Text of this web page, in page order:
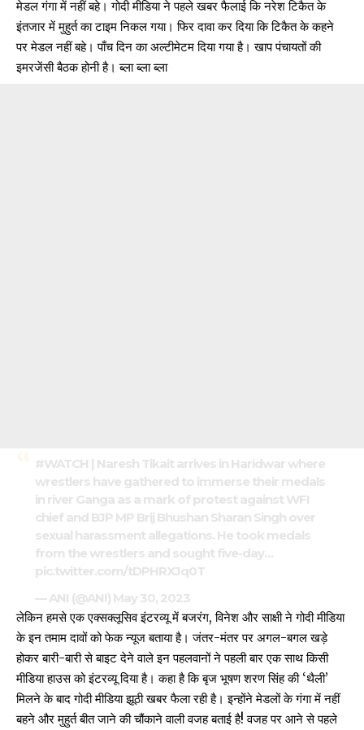
मेडल गंगा में नहीं बहे। गोदी मीडिया ने पहले खबर फैलाई कि नरेश टिकैत के
इंतजार में मुहुर्त का टाइम निकल गया। फिर दावा कर दिया कि टिकैत के कहने
पर मेडल नहीं बहे। पाँच दिन का अल्टीमेटम दिया गया है। खाप पंचायतों की
इमरजेंसी बैठक होनी है। ब्ला ब्ला ब्ला
#WATCH | Naresh Tikait arrives in Haridwar where
wrestlers have gathered to immerse their medals
in river Ganga as a mark of protest against WFI
chief and BJP MP Brij Bhushan Sharan Singh over
sexual harassment allegations. He took medals
from the wrestlers and sought five-day…
pic.twitter.com/tDPHRXJq0T
— ANI (@ANI) May 30, 2023
लेकिन हमसे एक एक्सक्लूसिव इंटरव्यू में बजरंग, विनेश और साक्षी ने गोदी मीडिया
के इन तमाम दावों को फेक न्यूज बताया है। जंतर-मंतर पर अगल-बगल खड़े
होकर बारी-बारी से बाइट देने वाले इन पहलवानों ने पहली बार एक साथ किसी
मीडिया हाउस को इंटरव्यू दिया है। कहा है कि बृज भूषण शरण सिंह की ‘थैली’
मिलने के बाद गोदी मीडिया झूठी खबर फैला रही है। इन्होंने मेडलों के गंगा में नहीं
बहने और मुहुर्त बीत जाने की चौंकाने वाली वजह बताई है! वजह पर आने से पहले